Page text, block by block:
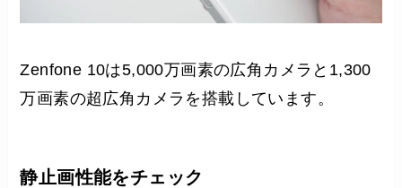
Zenfone 10は5,000万画素の広角カメラと1,300
万画素の超広角カメラを搭載しています。
静止画性能をチェック